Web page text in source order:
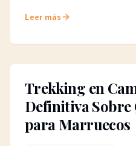
Leer más
Trekking en
Definitiva Sobre
para Marruecos